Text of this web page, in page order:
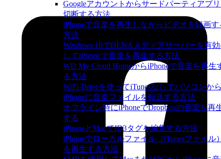
Googleアカウントからサードパーティアプ
切断する方法
iPhoneで音楽を再生しながらビデオを録画す
方法
Windows 10でDLNAメディアサーバーを有
してiPhoneで音楽を再生する方法
WD My Cloud HomeからiPhoneで音楽を再生
る方法
WiFi-Driveを使ってiTunesなしでパソコンか
iPhoneに音楽ファイルを転送する方法
オフライン時にiPhoneでDropboxの音楽を再
する
iPhoneとMacでID3タグを編集する方法
iPhoneでローカルファイル（iTunesファイル
を再生する方法